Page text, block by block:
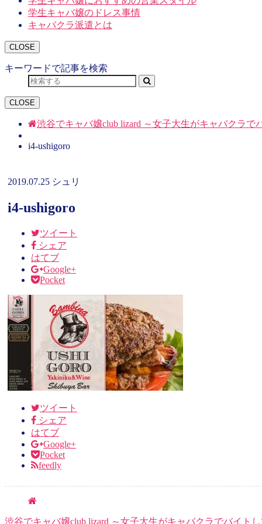
学生キャバ嬢のドレス事情
キャバクラ派遣とは
CLOSE
キーワードで記事を検索
CLOSE
渋谷でキャバ嬢club lizard ～女子大生がキャバクラで
i4-ushigoro
2019.07.25 シュリ
i4-ushigoro
ツイート
シェア
はてブ
Google+
Pocket
ツイート
シェア
はてブ
Google+
Pocket
feedly
渋谷でキャバ嬢club lizard ～女子大生がキャバクラでバイト